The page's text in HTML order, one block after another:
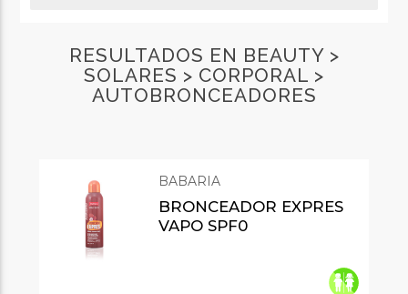
RESULTADOS EN BEAUTY >
SOLARES > CORPORAL >
AUTOBRONCEADORES
BABARIA
BRONCEADOR EXPRES
VAPO SPF0